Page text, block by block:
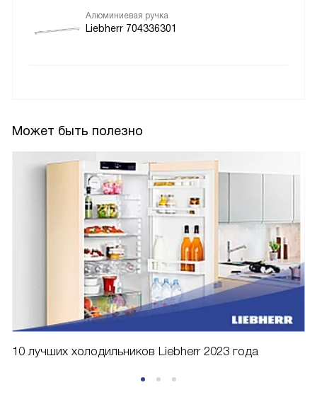
Может быть полезно
10 лучших холодильников Liebherr 2023 года
Алюминиевая ручка
Liebherr 704336301